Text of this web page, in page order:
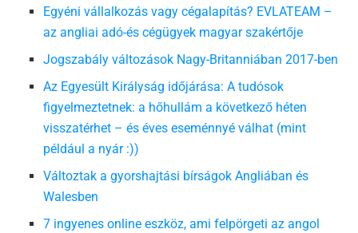
Egyéni vállalkozás vagy cégalapítás? EVLATEAM –
az angliai adó-és cégügyek magyar szakértője
Jogszabály változások Nagy-Britanniában 2017-ben
Az Egyesült Királyság időjárása: A tudósok
figyelmeztetnek: a hőhullám a következő héten
visszatérhet – és éves eseménnyé válhat (mint
például a nyár :))
Változtak a gyorshajtási bírságok Angliában és
Walesben
7 ingyenes online eszköz, ami felpörgeti az angol